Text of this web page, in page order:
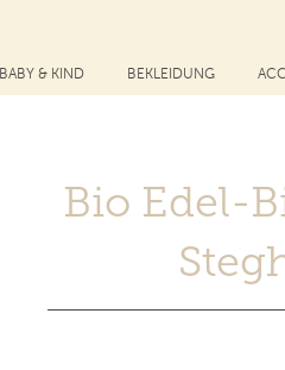
BABY & KIND BEKLEIDUNG
Bio Edel-